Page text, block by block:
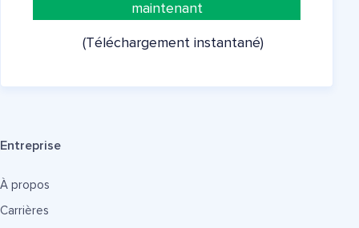
maintenant
(Téléchargement instantané)
Entreprise
À propos
Carrières